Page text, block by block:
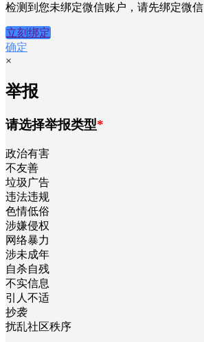
检测到您未绑定微信账户，请先绑定微信
立刻绑定
确定
×
举报
请选择举报类型*
政治有害
不友善
垃圾广告
违法违规
色情低俗
涉嫌侵权
网络暴力
涉未成年
自杀自残
不实信息
引人不适
抄袭
扰乱社区秩序